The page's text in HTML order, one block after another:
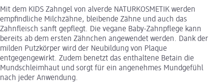
Mit dem KIDS Zahngel von alverde NATURKOSMETIK werden
empfindliche Milchzähne, bleibende Zähne und auch das
Zahnfleisch sanft gepflegt. Die vegane Baby-Zahnpflege kann
bereits ab dem ersten Zähnchen angewendet werden. Dank der
milden Putzkörper wird der Neubildung von Plaque
entgegengewirkt. Zudem benetzt das enthaltene Betain die
Mundschleimhaut und sorgt für ein angenehmes Mundgefühl
nach jeder Anwendung.